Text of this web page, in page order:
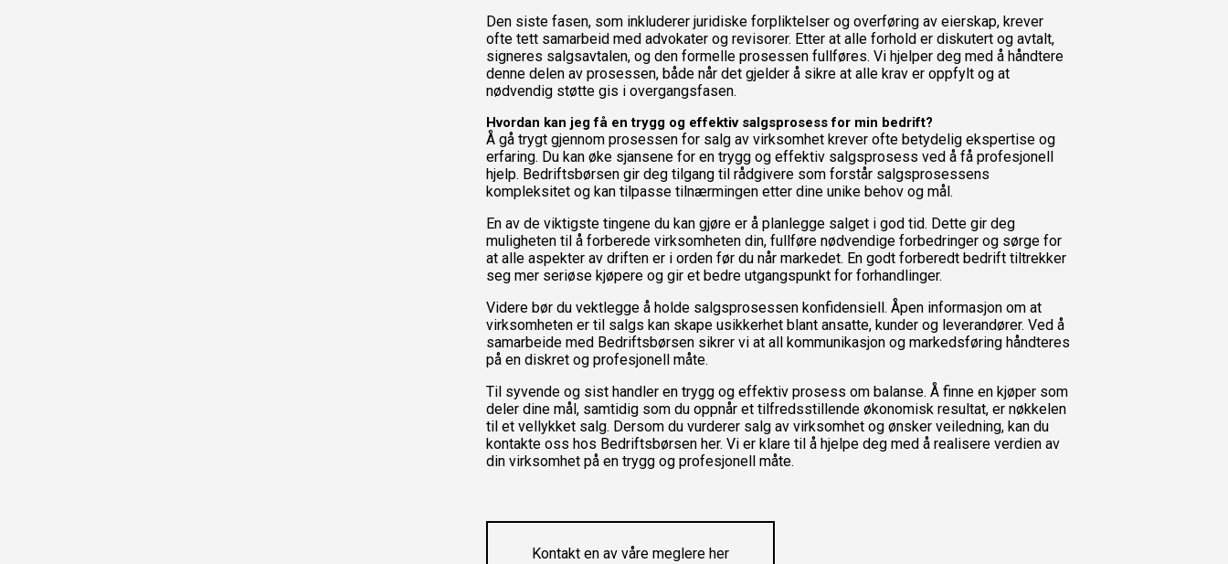
Den siste fasen, som inkluderer juridiske forpliktelser og overføring av eierskap, krever
ofte tett samarbeid med advokater og revisorer. Etter at alle forhold er diskutert og avtalt,
signeres salgsavtalen, og den formelle prosessen fullføres. Vi hjelper deg med å håndtere
denne delen av prosessen, både når det gjelder å sikre at alle krav er oppfylt og at
nødvendig støtte gis i overgangsfasen.
Hvordan kan jeg få en trygg og effektiv salgsprosess for min bedrift?
Å gå trygt gjennom prosessen for salg av virksomhet krever ofte betydelig ekspertise og
erfaring. Du kan øke sjansene for en trygg og effektiv salgsprosess ved å få profesjonell
hjelp. Bedriftsbørsen gir deg tilgang til rådgivere som forstår salgsprosessens
kompleksitet og kan tilpasse tilnærmingen etter dine unike behov og mål.
En av de viktigste tingene du kan gjøre er å planlegge salget i god tid. Dette gir deg
muligheten til å forberede virksomheten din, fullføre nødvendige forbedringer og sørge for
at alle aspekter av driften er i orden før du når markedet. En godt forberedt bedrift tiltrekker
seg mer seriøse kjøpere og gir et bedre utgangspunkt for forhandlinger.
Videre bør du vektlegge å holde salgsprosessen konfidensiell. Åpen informasjon om at
virksomheten er til salgs kan skape usikkerhet blant ansatte, kunder og leverandører. Ved å
samarbeide med Bedriftsbørsen sikrer vi at all kommunikasjon og markedsføring håndteres
på en diskret og profesjonell måte.
Til syvende og sist handler en trygg og effektiv prosess om balanse. Å finne en kjøper som
deler dine mål, samtidig som du oppnår et tilfredsstillende økonomisk resultat, er nøkkelen
til et vellykket salg. Dersom du vurderer salg av virksomhet og ønsker veiledning, kan du
kontakte oss hos Bedriftsbørsen her. Vi er klare til å hjelpe deg med å realisere verdien av
din virksomhet på en trygg og profesjonell måte.
Kontakt en av våre meglere her